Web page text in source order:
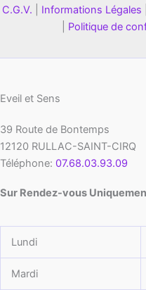
C.G.V. Informations Légales
Politique de
Eveil et Sens
39 Route de Bontemps
12120 RULLAC-SAINT-CIRQ
Téléphone: 07.68.03.93.09
Sur Rendez-vous
Lundi
Mardi